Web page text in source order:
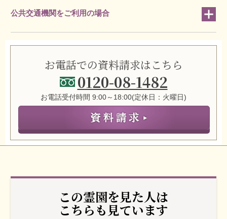
公共交通機関をご利用の場合
お電話での資料請求はこちら
0120-08-1482
お電話受付時間 9:00～18:00(定休日：火曜日)
この霊園を見た人は
こちらも見ています